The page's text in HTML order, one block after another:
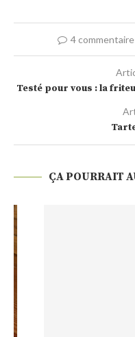
4
Testé pour vous : la
ÇA POURRAIT